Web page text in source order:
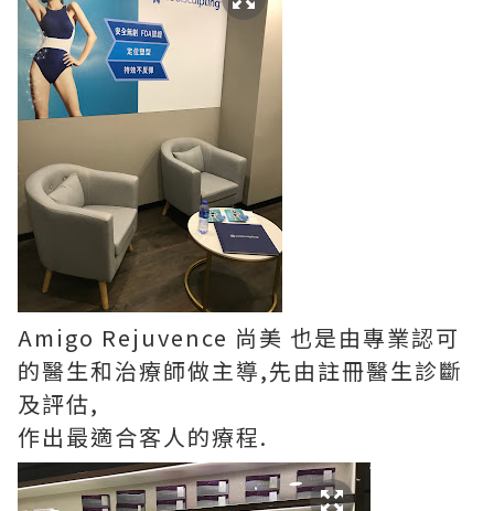
Amigo Rejuvence 尚美 也是由專業認可
的醫生和治療師做主導,先由註冊醫生診斷
及評估,
作出最適合客人的療程.